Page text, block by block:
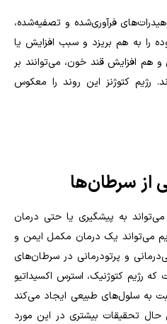
فرآوری‌شده و تصفیه‌شده،
را به هم بریزد و سبب افزایش یا
افزایش قند خون، می‌توانند بر
رژیم کتوژنز این روند را معکوس
به پیشگیری یا حتی درمان
می‌تواند یک درمان مکمل ایمن و
و پرتودرمانی در سرطان‌های
رژیم کتوژنیک، استرس اکسیداتیو
به سلول‌های طبیعی ایجاد می‌کند
تحقیقات بیشتری در این مورد